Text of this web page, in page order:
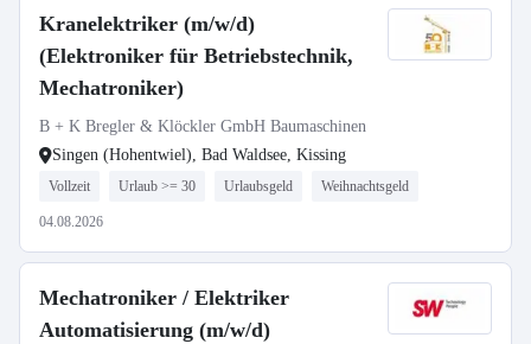
Kranelektriker (m/w/d)
(Elektroniker für Betriebstechnik,
Mechatroniker)
B + K Bregler & Klöckler GmbH Baumaschinen
Singen (Hohentwiel), Bad Waldsee, Kissing
Vollzeit Urlaub >= 30 Urlaubsgeld Weihnachtsgeld
04.08.2026
Mechatroniker / Elektriker
Automatisierung (m/w/d)